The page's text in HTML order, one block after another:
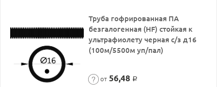
Труба гофрированная ПА
безгалогенная (HF) стойкая к
ультрафиолету черная с/з д16
(100м/5500м уп/пал)
от 56,48 Р